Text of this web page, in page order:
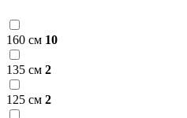
160 см 10
135 см 2
125 см 2